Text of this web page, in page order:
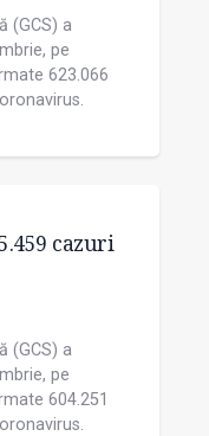
(GCS) a
pe
623.066
cazuri
(GCS) a
pe
604.251